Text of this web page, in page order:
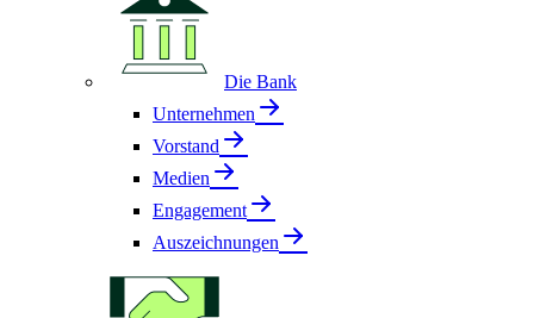
Die Bank
Unternehmen
Vorstand
Medien
Engagement
Auszeichnungen